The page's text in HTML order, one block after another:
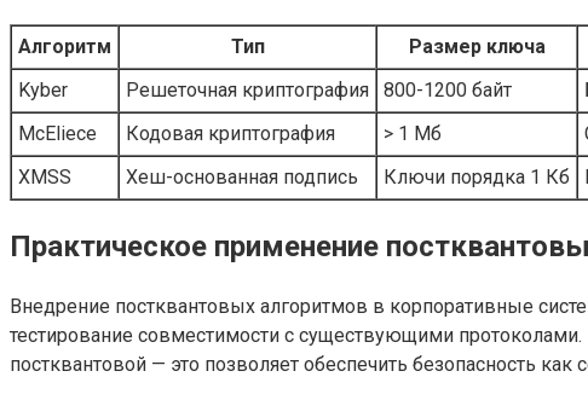
Алгоритм Тип Размер ключа
Kyber
Решеточная криптография 800-1200 байт
McEliece
Кодовая криптография > 1 Мб
XMSS
Хеш-основанная подпись Ключи порядка 1 Кб
Практическое применение
Внедрение постквантовых алгоритмов в корпоративные
тестирование совместимости с существующими
постквантовой — это позволяет обеспечить безопасность как